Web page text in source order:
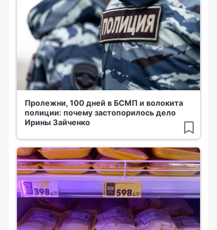
Пролежни, 100 дней в БСМП и волокита
полиции: почему застопорилось дело
Ирины Зайченко